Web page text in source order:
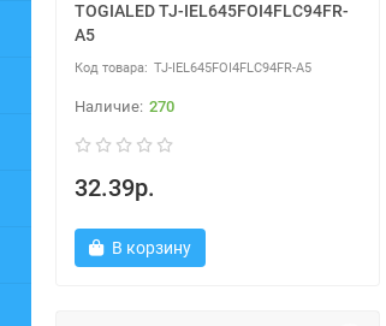
TOGIALED TJ-IEL645FOI4FLC94FR-
A5
TJ-IEL645FOI4FLC94FR-A5
270
32.39р.
В корзину